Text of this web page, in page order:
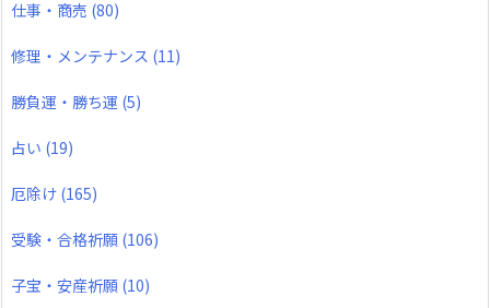
仕事・商売 (80)
修理・メンテナンス (11)
勝負運・勝ち運 (5)
占い (19)
厄除け (165)
受験・合格祈願 (106)
子宝・安産祈願 (10)